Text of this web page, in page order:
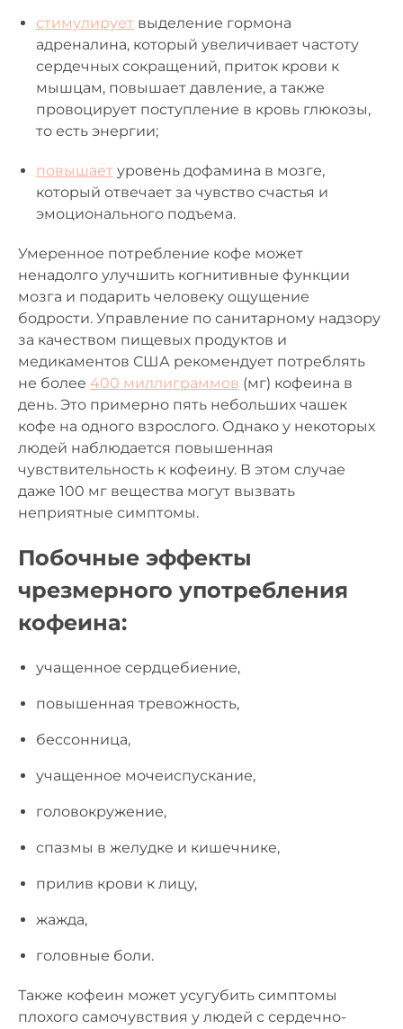
стимулирует выделение гормона
адреналина, который увеличивает частоту
сердечных сокращений, приток крови к
мышцам, повышает давление, а также
провоцирует поступление в кровь глюкозы,
то есть энергии;
повышает уровень дофамина в мозге,
который отвечает за чувство счастья и
эмоционального подъема.
Умеренное потребление кофе может
ненадолго улучшить когнитивные функции
мозга и подарить человеку ощущение
бодрости. Управление по санитарному надзору
за качеством пищевых продуктов и
медикаментов США рекомендует потреблять
не более 400 миллиграммов (мг) кофеина в
день. Это примерно пять небольших чашек
кофе на одного взрослого. Однако у некоторых
людей наблюдается повышенная
чувствительность к кофеину. В этом случае
даже 100 мг вещества могут вызвать
неприятные симптомы.
Побочные эффекты
чрезмерного употребления
кофеина:
учащенное сердцебиение,
повышенная тревожность,
бессонница,
учащенное мочеиспускание,
головокружение,
спазмы в желудке и кишечнике,
прилив крови к лицу,
жажда,
головные боли.
Также кофеин может усугубить симптомы
плохого самочувствия у людей с сердечно-